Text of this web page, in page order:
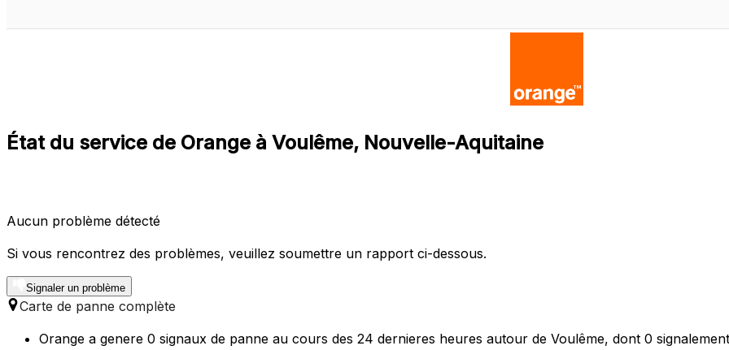
État du service de Orange à Voulême, Nouvelle-Aquitaine
Aucun problème détecté
Si vous rencontrez des problèmes, veuillez soumettre un rapport ci-dessous.
Signaler un problème
Carte de panne complète
Orange a genere 0 signaux de panne au cours des 24 dernieres heures autour de Voulême, dont 0